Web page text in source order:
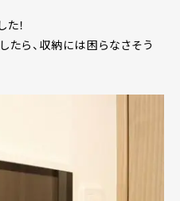
！
たら、収納には困らなさそう